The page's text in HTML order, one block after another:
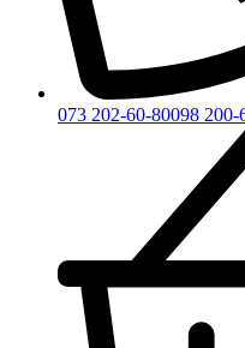
073 202-60-80098 200-